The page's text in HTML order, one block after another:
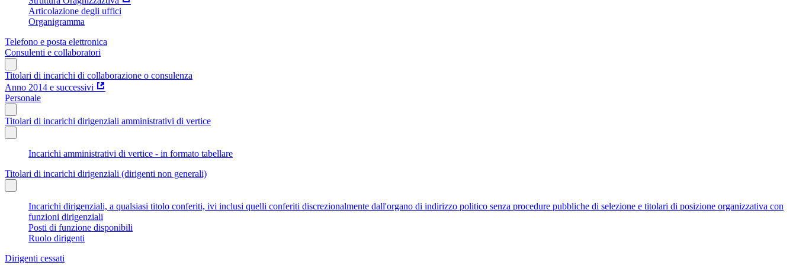
Articolazione degli uffici
Organigramma
Telefono e posta elettronica
Consulenti e collaboratori
Titolari di incarichi di collaborazione o consulenza
Anno 2014 e successivi
Personale
Titolari di incarichi dirigenziali amministrativi di vertice
Incarichi amministrativi di vertice - in formato tabellare
Titolari di incarichi dirigenziali (dirigenti non generali)
Incarichi dirigenziali, a qualsiasi titolo conferiti, ivi inclusi quelli conferiti discrezionalmente dall'organo di indirizzo politico senza procedure pubbliche di selezione e titolari di posizione organizzativa con
funzioni dirigenziali
Posti di funzione disponibili
Ruolo dirigenti
Dirigenti cessati